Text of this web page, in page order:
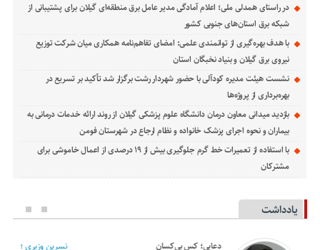
در راستای همدلی ملی؛ اعلام آمادگی مدیر عامل برق منطقه‌ای گیلان برای پشتیبانی از
شبكه برق استان‌های جنوبی كشور
با هدف بهره‌گیری از توانمندی علمی: امضای تفاهم‌نامه همكاری میان شركت توزیع
نیروی برق گیلان و بنیاد نخبگان استان
نشست هیئت مدیره کودآلی با حضور شهردار رشت برگزار شد تأکید بر تسریع در
بهره‌برداری از پروژه‌ها
بازدید میدانی معاون درمان دانشگاه علوم پزشکی گیلان از روند ارائه خدمات درمانی به
بیماران و نحوه اجرای پزشک خانواده و نظام ارجاع در شهرستان فومن
با استفاده از تعمیرات خط گرم جلوگیری بیش از ۱۹ درصدی از اعمال خاموشی برای
مشتركان
یادداشت
دعایی؛ کس بی‌کسان نسرین وزیری ؛